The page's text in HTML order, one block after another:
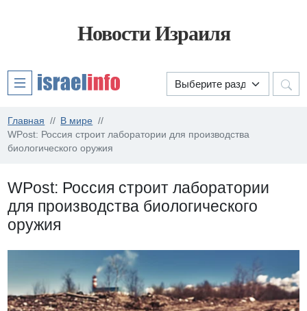
Новости Израиля
Главная
В мире
WPost: Россия строит лаборатории для производства
биологического оружия
WPost: Россия строит лаборатории
для производства биологического
оружия